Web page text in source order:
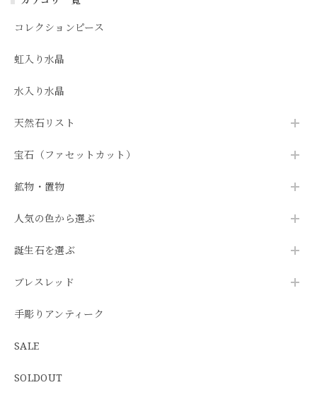
コレクションピース
虹入り水晶
水入り水晶
天然石リスト
宝石（ファセットカット）
鉱物・置物
人気の色から選ぶ
誕生石を選ぶ
ブレスレッド
手彫りアンティーク
SALE
SOLDOUT